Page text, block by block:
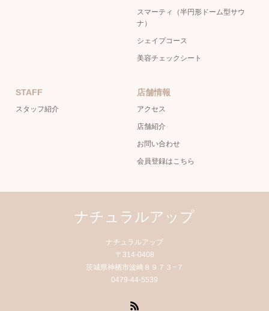
スマーティ（半円形ドーム型サウ
ナ）
シェイプコース
美容チェックシート
STAFF
スタッフ紹介
店舗情報
アクセス
店舗紹介
お問い合わせ
会員登録はこちら
ナチュラルアップ
ナチュラルアップ
〒314-0408
茨城県神栖市波崎８９７３−７
0479-44-5539